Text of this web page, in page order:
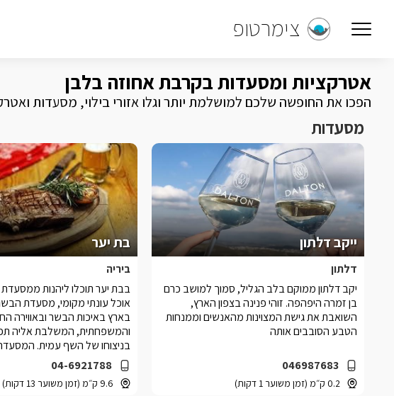
צימרטופ
אטרקציות ומסעדות בקרבת אחוזה בלבן
הפכו את החופשה שלכם למושלמת יותר וגלו אזורי בילוי, מסעדות
מסעדות
ייקב דלתון
דלתון
046987683
0.2 ק״מ (זמן משוער 1 דקות)
יקב דלתון ממוקם בלב הגליל, סמוך למושב כרם
בן זמרה היפהפה. זוהי פנינה בצפון הארץ,
השואבת את גישת המצוינות מהאנשים וממנחות
הטבע הסובבים אותה
בת יער
ביריה
04-6921788
9.6 ק״מ (זמן משוער 13 דקות)
בבת יער תוכלו ליהנות
אוכל עונתי מקומי, מסעדת
בארץ באיכות הבשר ובאווירה
והמשפחתית, המשלבת אליה
בניצוחו של השף עמית.
ימות השבוע.